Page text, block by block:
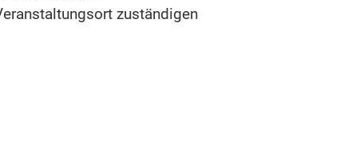
ltungsort zuständigen